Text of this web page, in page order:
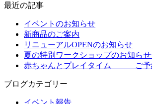
最近の記事
イベントのお知らせ
新商品のご案内
リニューアルOPENのお知らせ
夏の特別ワークショップのお知ら
赤ちゃんとプレイタイム ご予
ブログカテゴリー
イベント報告